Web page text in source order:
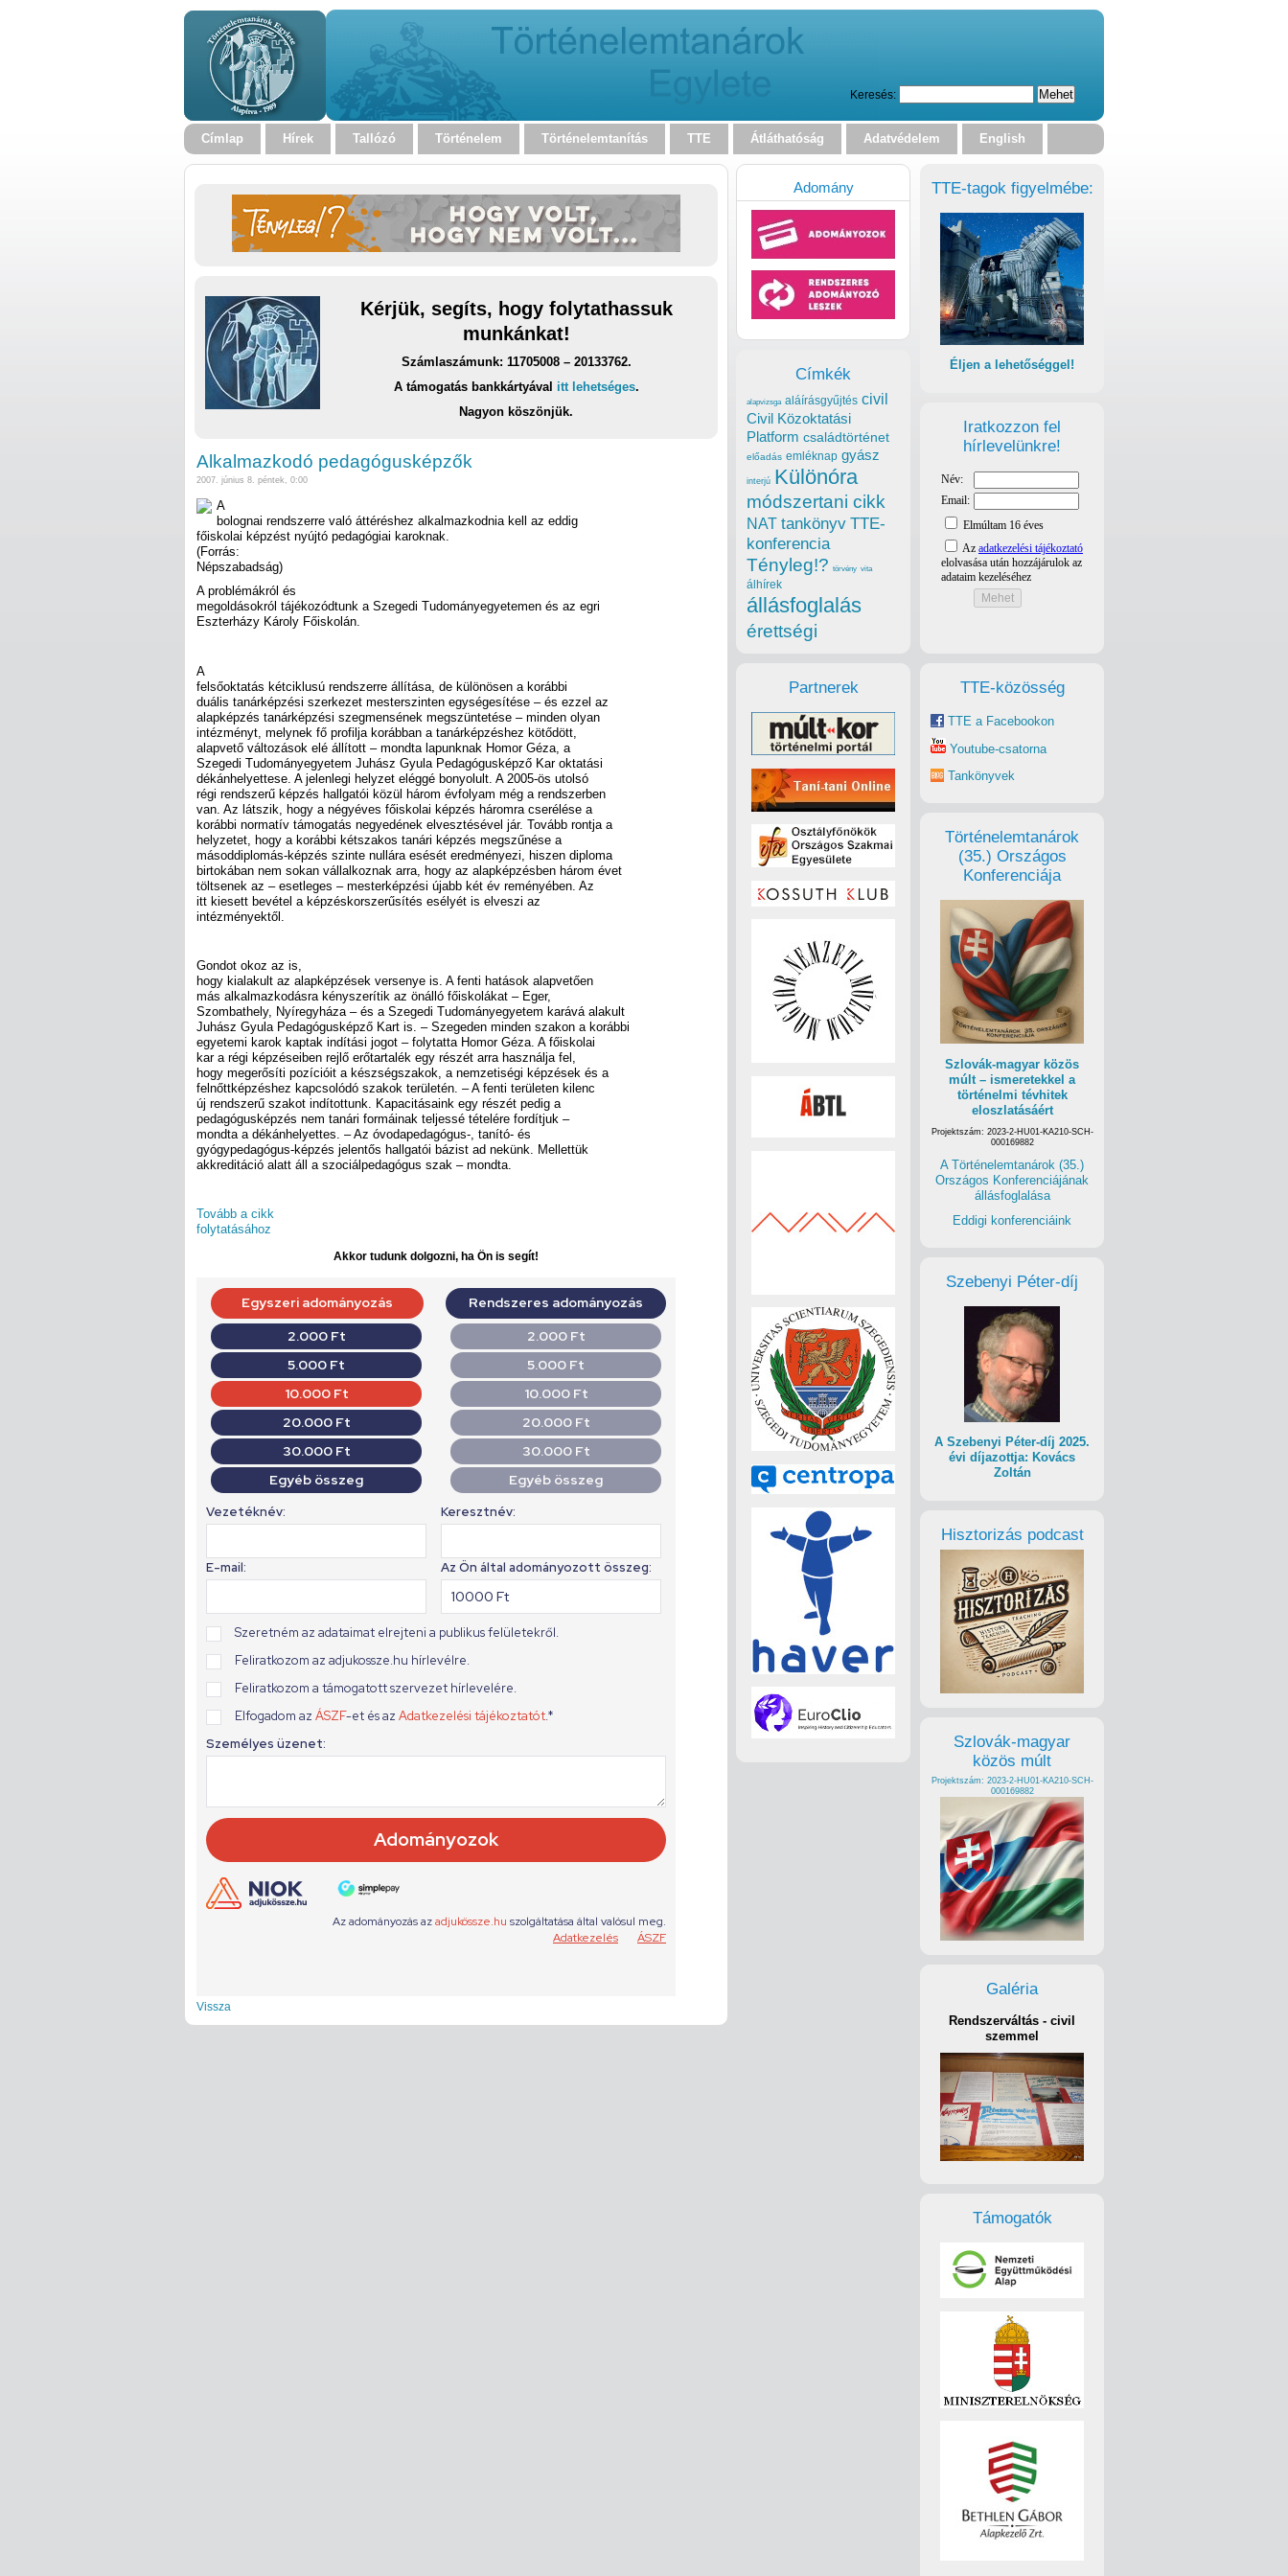
Keresés:
Címlap Hírek Tallózó Történelem Történelemtanítás TTE Átláthatóság Adatvédelem English
Kérjük, segíts, hogy folytathassuk
munkánkat!
Számlaszámunk: 11705008 – 20133762.
A támogatás bankkártyával itt lehetséges.
Nagyon köszönjük.
Alkalmazkodó pedagógusképzők
2007. június 8. péntek, 0:00
A
bolognai rendszerre való áttéréshez alkalmazkodnia kell az eddig
főiskolai képzést nyújtó pedagógiai karoknak.
(Forrás:
Népszabadság)
A problémákról és
megoldásokról tájékozódtunk a Szegedi Tudományegyetemen és az egri
Eszterházy Károly Főiskolán.
A
felsőoktatás kétciklusú rendszerre állítása, de különösen a korábbi
duális tanárképzési szerkezet mesterszinten egységesítése – és ezzel az
alapképzés tanárképzési szegmensének megszüntetése – minden olyan
intézményt, melynek fő profilja korábban a tanárképzéshez kötődött,
alapvető változások elé állított – mondta lapunknak Homor Géza, a
Szegedi Tudományegyetem Juhász Gyula Pedagógusképző Kar oktatási
dékánhelyettese. A jelenlegi helyzet eléggé bonyolult. A 2005-ös utolsó
régi rendszerű képzés hallgatói közül három évfolyam még a rendszerben
van. Az látszik, hogy a négyéves főiskolai képzés háromra cserélése a
korábbi normatív támogatás negyedének elvesztésével jár. Tovább rontja a
helyzetet, hogy a korábbi kétszakos tanári képzés megszűnése a
másoddiplomás-képzés szinte nullára esését eredményezi, hiszen diploma
birtokában nem sokan vállalkoznak arra, hogy az alapképzésben három évet
töltsenek az – esetleges – mesterképzési újabb két év reményében. Az
itt kiesett bevétel a képzéskorszerűsítés esélyét is elveszi az
intézményektől.
Gondot okoz az is,
hogy kialakult az alapképzések versenye is. A fenti hatások alapvetően
más alkalmazkodásra kényszerítik az önálló főiskolákat – Eger,
Szombathely, Nyíregyháza – és a Szegedi Tudományegyetem karává alakult
Juhász Gyula Pedagógusképző Kart is. – Szegeden minden szakon a korábbi
egyetemi karok kaptak indítási jogot – folytatta Homor Géza. A főiskolai
kar a régi képzéseiben rejlő erőtartalék egy részét arra használja fel,
hogy megerősíti pozícióit a készségszakok, a nemzetiségi képzések és a
felnőttképzéshez kapcsolódó szakok területén. – A fenti területen kilenc
új rendszerű szakot indítottunk. Kapacitásaink egy részét pedig a
pedagógusképzés nem tanári formáinak teljessé tételére fordítjuk –
mondta a dékánhelyettes. – Az óvodapedagógus-, tanító- és
gyógypedagógus-képzés jelentős hallgatói bázist ad nekünk. Mellettük
akkreditáció alatt áll a szociálpedagógus szak – mondta.
Tovább a cikk
folytatásához
Akkor tudunk dolgozni, ha Ön is segít!
Vissza
TTE-tagok figyelmébe:
Éljen a lehetőséggel!
Iratkozzon fel
hírlevelünkre!
TTE-közösség
TTE a Facebookon
Youtube-csatorna
Tankönyvek
Történelemtanárok
(35.) Országos
Konferenciája
Szlovák-magyar közös
múlt – ismeretekkel a
történelmi tévhitek
eloszlatásáért
Projektszám: 2023-2-HU01-KA210-SCH-
000169882
A Történelemtanárok (35.)
Országos Konferenciájának
állásfoglalása
Eddigi konferenciáink
Szebenyi Péter-díj
A Szebenyi Péter-díj 2025.
évi díjazottja: Kovács
Zoltán
Hisztorizás podcast
Szlovák-magyar
közös múlt
Projektszám: 2023-2-HU01-KA210-SCH-
000169882
Galéria
Rendszerváltás - civil
szemmel
Támogatók
Adomány
Címkék
alapvizsga aláírásgyűjtés civil
Civil Közoktatási
Platform családtörténet
előadás emléknap gyász
interjú Különóra
módszertani cikk
NAT tankönyv TTE-
konferencia
Tényleg!? törvény vita
álhírek
állásfoglalás
érettségi
Partnerek